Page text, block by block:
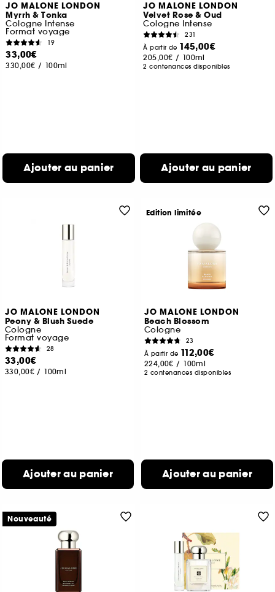
JO MALONE LONDON
Myrrh & Tonka
Cologne Intense
Format voyage
19
33,00€
330,00€ / 100ml
Ajouter au panier
JO MALONE LONDON
Velvet Rose & Oud
Cologne Intense
231
À partir de 145,00€
205,00€ / 100ml
2 contenances disponibles
Ajouter au panier
JO MALONE LONDON
Peony & Blush Suede
Cologne
Format voyage
28
33,00€
330,00€ / 100ml
Ajouter au panier
JO MALONE LONDON
Beach Blossom
Cologne
23
À partir de 112,00€
224,00€ / 100ml
2 contenances disponibles
Ajouter au panier
Edition limitée
Nouveauté